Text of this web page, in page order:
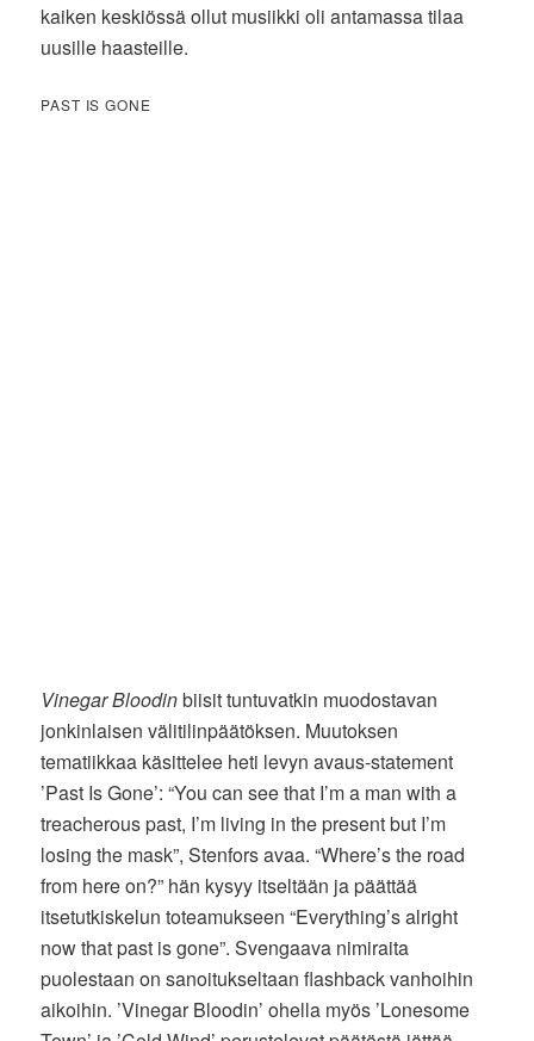
kaiken keskiössä ollut musiikki oli antamassa tilaa
uusille haasteille.
PAST IS GONE
Vinegar Bloodinbiisit tuntuvatkin muodostavan
jonkinlaisen välitilinpäätöksen. Muutoksen
tematiikkaa käsittelee heti levyn avaus-statement
’Past Is Gone’: “You can see that I’m a man with a
treacherous past, I’m living in the present but I’m
losing the mask”, Stenfors avaa. “Where’s the road
from here on?” hän kysyy itseltään ja päättää
itsetutkiskelun toteamukseen “Everything’s alright
now that past is gone”. Svengaava nimiraita
puolestaan on sanoitukseltaan flashback vanhoihin
aikoihin. ’Vinegar Bloodin’ ohella myös ’Lonesome